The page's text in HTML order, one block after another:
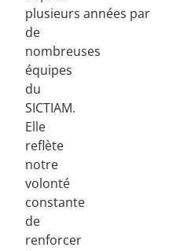
plusieurs années par
de
nombreuses
équipes
du
SICTIAM.
Elle
reflète
notre
volonté
constante
de
renforcer